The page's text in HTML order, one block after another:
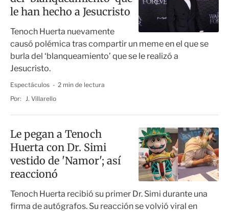
le han hecho a Jesucristo
Tenoch Huerta nuevamente
causó polémica tras compartir un meme en el que se
burla del ‘blanqueamiento’ que se le realizó a
Jesucristo.
Espectáculos
2 min de lectura
Por: J. Villarello
Le pegan a Tenoch
Huerta con Dr. Simi
vestido de 'Namor'; así
reaccionó
Tenoch Huerta recibió su primer Dr. Simi durante una
firma de autógrafos. Su reacción se volvió viral en